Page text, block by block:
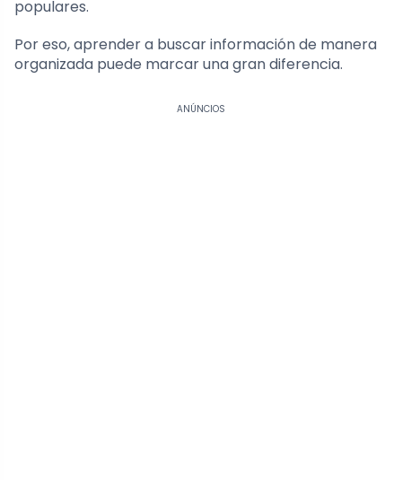
populares.
Por eso, aprender a buscar información de manera
organizada puede marcar una gran diferencia.
ANÚNCIOS